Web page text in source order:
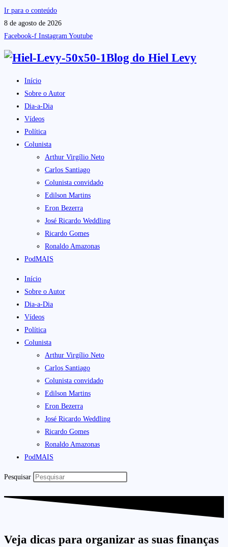
Ir para o conteúdo
8 de agosto de 2026
Facebook-f Instagram Youtube
Blog do Hiel Levy
Início
Sobre o Autor
Dia-a-Dia
Vídeos
Política
Colunista
Arthur Virgílio Neto
Carlos Santiago
Colunista convidado
Edilson Martins
Eron Bezerra
José Ricardo Weddling
Ricardo Gomes
Ronaldo Amazonas
PodMAIS
Início
Sobre o Autor
Dia-a-Dia
Vídeos
Política
Colunista
Arthur Virgílio Neto
Carlos Santiago
Colunista convidado
Edilson Martins
Eron Bezerra
José Ricardo Weddling
Ricardo Gomes
Ronaldo Amazonas
PodMAIS
Pesquisar
Veja dicas para organizar as suas finanças